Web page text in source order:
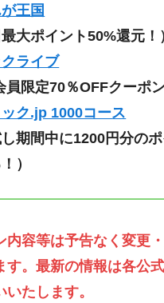
王国
最大ポイント50%還元！
ライブ
員限定70％OFFクーポ
ク.jp 1000コース
期間中に1200円分の
）
容等は予告なく変更
す。最新の情報は各公
たします。